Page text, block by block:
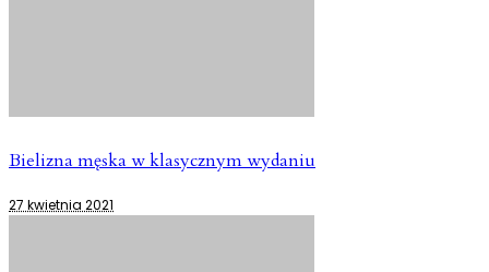
Bielizna męska w klasycznym wydaniu
27 kwietnia 2021